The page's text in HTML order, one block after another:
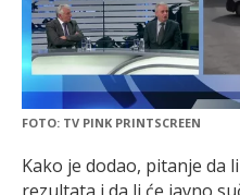
FOTO: TV PINK PRINTSCREEN
Kako je dodao, pitanje da